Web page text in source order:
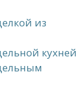
из
кухней